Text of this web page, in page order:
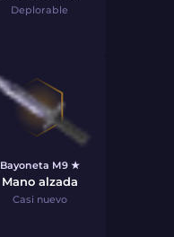
Deplorable
Bayoneta M9 ★
Mano alzada
Casi nuevo